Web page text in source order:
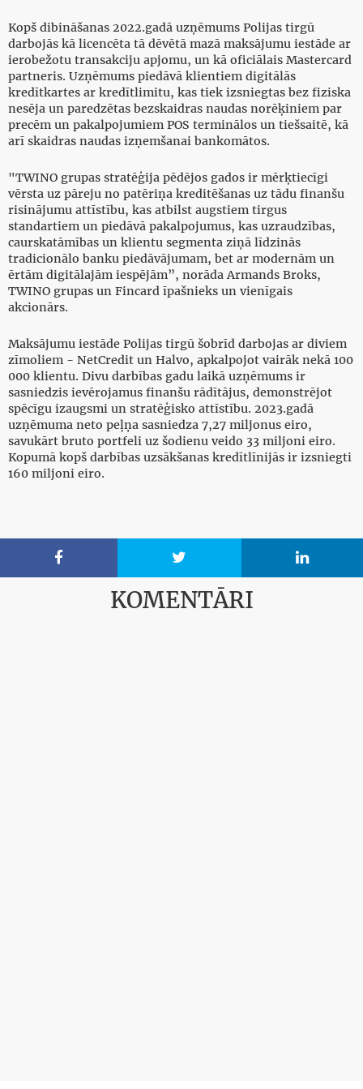
Kopš dibināšanas 2022.gadā uzņēmums Polijas tirgū
darbojās kā licencēta tā dēvētā mazā maksājumu iestāde ar
ierobežotu transakciju apjomu, un kā oficiālais Mastercard
partneris. Uzņēmums piedāvā klientiem digitālās
kredītkartes ar kredītlimitu, kas tiek izsniegtas bez fiziska
nesēja un paredzētas bezskaidras naudas norēķiniem par
precēm un pakalpojumiem POS terminālos un tiešsaitē, kā
arī skaidras naudas izņemšanai bankomātos.
"TWINO grupas stratēģija pēdējos gados ir mērķtiecīgi
vērsta uz pāreju no patēriņa kreditēšanas uz tādu finanšu
risinājumu attīstību, kas atbilst augstiem tirgus
standartiem un piedāvā pakalpojumus, kas uzraudzības,
caurskatāmības un klientu segmenta ziņā līdzinās
tradicionālo banku piedāvājumam, bet ar modernām un
ērtām digitālajām iespējām”, norāda Armands Broks,
TWINO grupas un Fincard īpašnieks un vienīgais
akcionārs.
Maksājumu iestāde Polijas tirgū šobrīd darbojas ar diviem
zīmoliem - NetCredit un Halvo, apkalpojot vairāk nekā 100
000 klientu. Divu darbības gadu laikā uzņēmums ir
sasniedzis ievērojamus finanšu rādītājus, demonstrējot
spēcīgu izaugsmi un stratēģisko attīstību. 2023.gadā
uzņēmuma neto peļņa sasniedza 7,27 miljonus eiro,
savukārt bruto portfeli uz šodienu veido 33 miljoni eiro.
Kopumā kopš darbības uzsākšanas kredītlīnijās ir izsniegti
160 miljoni eiro.
  
KOMENTĀRI